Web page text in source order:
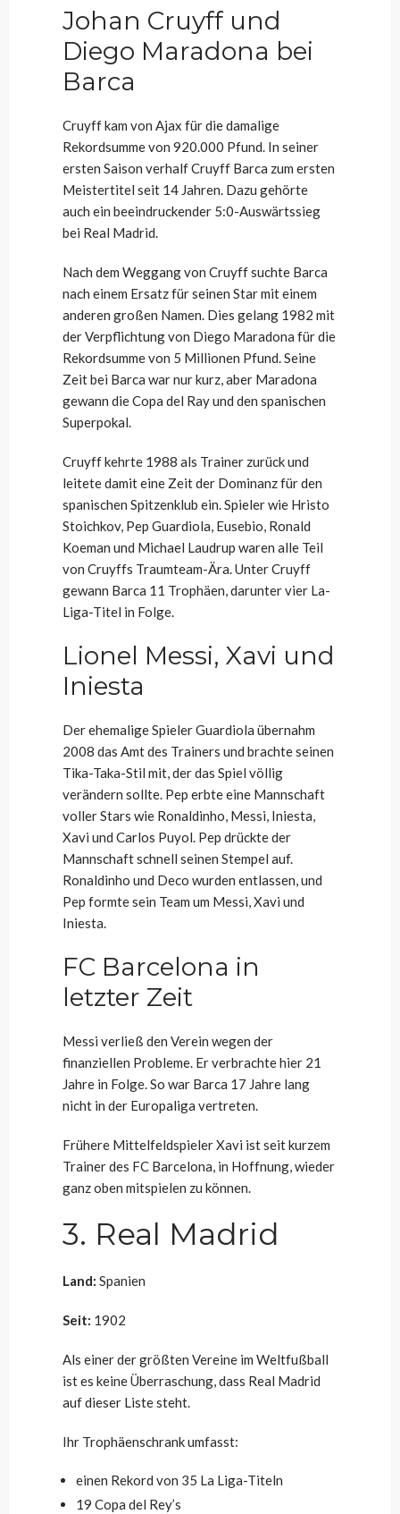
Johan Cruyff und
Diego Maradona bei
Barca
Cruyff kam von Ajax für die damalige
Rekordsumme von 920.000 Pfund. In seiner
ersten Saison verhalf Cruyff Barca zum ersten
Meistertitel seit 14 Jahren. Dazu gehörte
auch ein beeindruckender 5:0-Auswärtssieg
bei Real Madrid.
Nach dem Weggang von Cruyff suchte Barca
nach einem Ersatz für seinen Star mit einem
anderen großen Namen. Dies gelang 1982 mit
der Verpflichtung von Diego Maradona für die
Rekordsumme von 5 Millionen Pfund. Seine
Zeit bei Barca war nur kurz, aber Maradona
gewann die Copa del Ray und den spanischen
Superpokal.
Cruyff kehrte 1988 als Trainer zurück und
leitete damit eine Zeit der Dominanz für den
spanischen Spitzenklub ein. Spieler wie Hristo
Stoichkov, Pep Guardiola, Eusebio, Ronald
Koeman und Michael Laudrup waren alle Teil
von Cruyffs Traumteam-Ära. Unter Cruyff
gewann Barca 11 Trophäen, darunter vier La-
Liga-Titel in Folge.
Lionel Messi, Xavi und
Iniesta
Der ehemalige Spieler Guardiola übernahm
2008 das Amt des Trainers und brachte seinen
Tika-Taka-Stil mit, der das Spiel völlig
verändern sollte. Pep erbte eine Mannschaft
voller Stars wie Ronaldinho, Messi, Iniesta,
Xavi und Carlos Puyol. Pep drückte der
Mannschaft schnell seinen Stempel auf.
Ronaldinho und Deco wurden entlassen, und
Pep formte sein Team um Messi, Xavi und
Iniesta.
FC Barcelona in
letzter Zeit
Messi verließ den Verein wegen der
finanziellen Probleme. Er verbrachte hier 21
Jahre in Folge. So war Barca 17 Jahre lang
nicht in der Europaliga vertreten.
Frühere Mittelfeldspieler Xavi ist seit kurzem
Trainer des FC Barcelona, in Hoffnung, wieder
ganz oben mitspielen zu können.
3. Real Madrid
Land: Spanien
Seit: 1902
Als einer der größten Vereine im Weltfußball
ist es keine Überraschung, dass Real Madrid
auf dieser Liste steht.
Ihr Trophäenschrank umfasst:
einen Rekord von 35 La Liga-Titeln
19 Copa del Rey’s